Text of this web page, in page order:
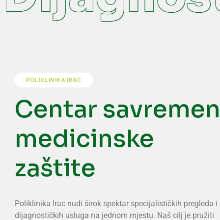
POLIKLINIKA IRAC
Centar
medicinske
zaštite
Poliklinika Irac nudi širok spektar specijalističkih pregleda i
dijagnostičkih usluga na jednom mjestu. Naš cilj je pružiti